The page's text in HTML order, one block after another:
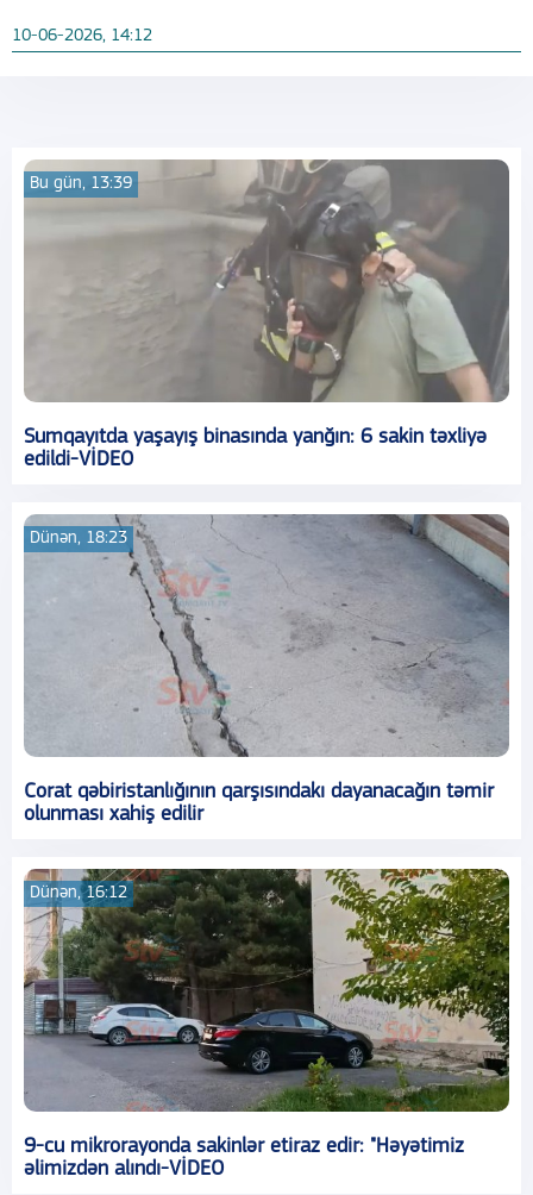
10-06-2026, 14:12
Bu gün, 13:39
Sumqayıtda yaşayış binasında yanğın: 6 sakin təxliyə
edildi-VİDEO
Dünən, 18:23
Corat qəbiristanlığının qarşısındakı dayanacağın təmir
olunması xahiş edilir
Dünən, 16:12
9-cu mikrorayonda sakinlər etiraz edir: "Həyətimiz
əlimizdən alındı-VİDEO